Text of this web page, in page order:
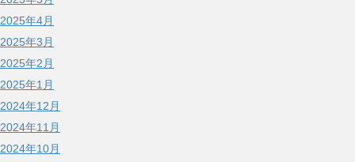
2025年4月
2025年3月
2025年2月
2025年1月
2024年12月
2024年11月
2024年10月